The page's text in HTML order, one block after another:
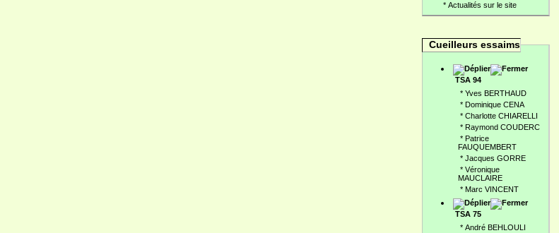
* Actualités sur le site
Cueilleurs essaims
TSA 94
* Yves BERTHAUD
* Dominique CENA
* Charlotte CHIARELLI
* Raymond COUDERC
* Patrice
FAUQUEMBERT
* Jacques GORRE
* Véronique
MAUCLAIRE
* Marc VINCENT
TSA 75
* André BEHLOULI